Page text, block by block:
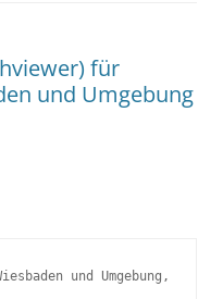
für
und Umgebung
und Umgebung,